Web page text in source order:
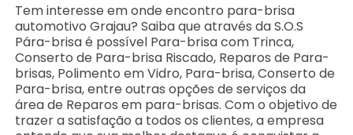
Tem interesse em onde encontro para-brisa
automotivo Grajau? Saiba que através da S.O.S
Pára-brisa é possível Para-brisa com Trinca,
Conserto de Para-brisa Riscado, Reparos de Para-
brisas, Polimento em Vidro, Para-brisa, Conserto de
Para-brisa, entre outras opções de serviços da
área de Reparos em para-brisas. Com o objetivo de
trazer a satisfação a todos os clientes, a empresa